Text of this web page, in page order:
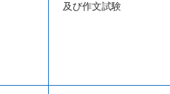
及び作文試験